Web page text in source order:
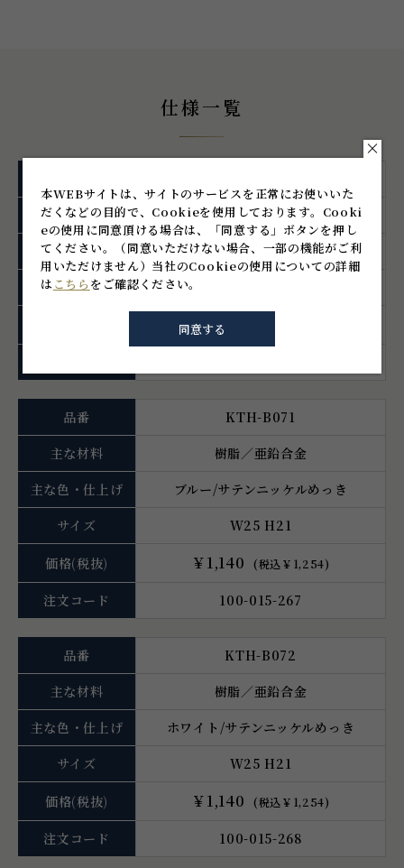
仕様一覧
主な材料
樹脂／亜鉛合金
主な色・仕上げ
レッド/サテンニッケルめっき
サイズ
￥1,140
品番
KTH-B071
主な材料
樹脂／亜鉛合金
主な色・仕上げ
ブルー/サテンニッケルめっき
サイズ
W25 H21
価格(税抜) ￥1,140 (税込￥1,254)
注文コード 100-015-267
品番
KTH-B072
主な材料
樹脂／亜鉛合金
主な色・仕上げ
ホワイト/サテンニッケルめっき
サイズ
W25 H21
価格(税抜) ￥1,140 (税込￥1,254)
注文コード 100-015-268
本WEBサイトは、サイトのサービスを正常にお使いいた
だくなどの目的で、Cookieを使用しております。 Cooki
eの使用に同意頂ける場合は、「同意する」ボタンを押し
てください。
（同意いただけない場合、一部の機能がご利
用いただけません） 当社のCookieの使用についての詳細
は こちら をご確認ください。
同意する